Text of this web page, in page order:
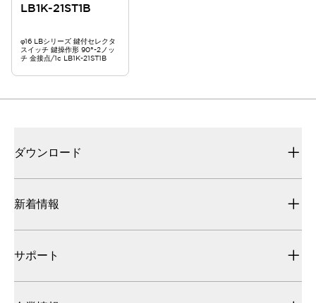
LB1K-21ST1B
φ16 LBシリーズ 鍵付セレクタ
スイッチ 鍵操作形 90°-2ノッ
チ 金接点/1c LB1K-21ST1B
ダウンロード
新着情報
サポート